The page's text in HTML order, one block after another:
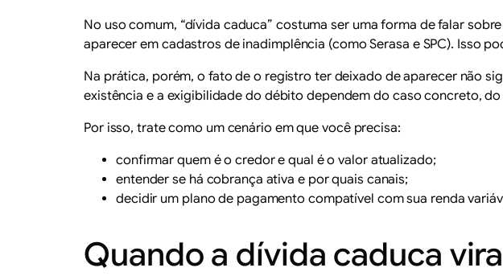
No uso comum, “dívida caduca” costuma ser uma forma de falar
aparecer em cadastros de inadimplência (como Serasa e SPC). Isso
Na prática, porém, o fato de o registro ter deixado de aparecer não
existência e a exigibilidade do débito dependem do caso concreto,
Por isso, trate como um cenário em que você precisa:
confirmar quem é o credor e qual é o valor atualizado;
entender se há cobrança ativa e por quais canais;
decidir um plano de pagamento compatível com sua renda
Quando a dívida caduca